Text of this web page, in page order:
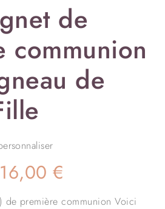
de
communion
de
16,00€
de première communion Voici